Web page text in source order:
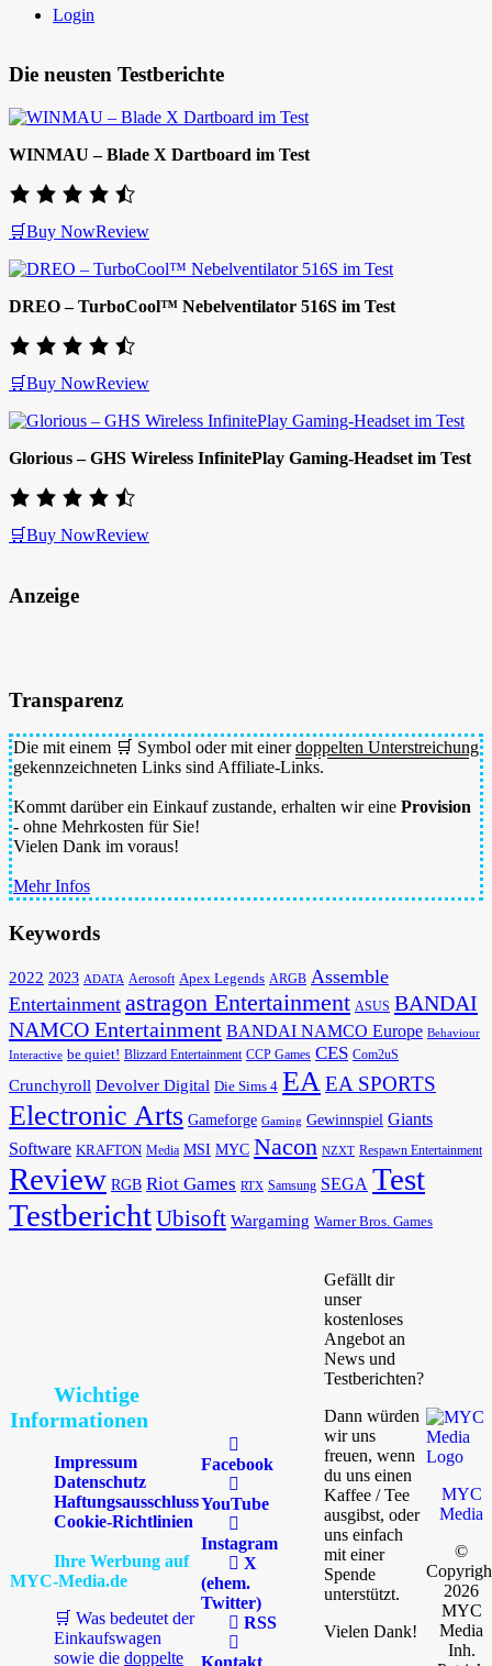
Login
Die neusten Testberichte
WINMAU – Blade X Dartboard im Test
🛒Buy NowReview
DREO – TurboCool™ Nebelventilator 516S im Test
🛒Buy NowReview
Glorious – GHS Wireless InfinitePlay Gaming-Headset im Test
🛒Buy NowReview
Anzeige
Transparenz
Die mit einem 🛒 Symbol oder mit einerdoppelten Unterstreichung
gekennzeichneten Links sind Affiliate-Links.
Kommt darüber ein Einkauf zustande, erhalten wir eine Provision
- ohne Mehrkosten für Sie!
Vielen Dank im voraus!
Mehr Infos
Keywords
2022 2023 ADATA Aerosoft Apex Legends ARGB Assemble
Entertainment astragon Entertainment ASUS BANDAI
NAMCO Entertainment BANDAI NAMCO Europe Behaviour
Interactive be quiet! Blizzard Entertainment CCP Games CES Com2uS
Crunchyroll Devolver Digital Die Sims 4 EAEA SPORTS
Electronic Arts Gameforge Gaming Gewinnspiel Giants
Software KRAFTON Media MSI MYC Nacon NZXT Respawn Entertainment
Review RGB Riot Games RTX Samsung SEGA Test
TestberichtUbisoft Wargaming Warner Bros. Games
Wichtige
Informationen
Impressum
Datenschutz
Haftungsausschluss
Cookie-Richtlinien
Ihre Werbung auf
MYC-Media.de
🛒 Was bedeutet der
Einkaufswagen
sowie die doppelte
Facebook
YouTube
Instagram
X
(ehem.
Twitter)
RSS
Gefällt dir
unser
kostenloses
Angebot an
News und
Testberichten?
Dann würden
wir uns
freuen, wenn
du uns einen
Kaffee / Tee
ausgibst, oder
uns einfach
mit einer
Spende
unterstützt.
Vielen Dank!
MYC
Media
©
2026
MYC
Media
Inh.